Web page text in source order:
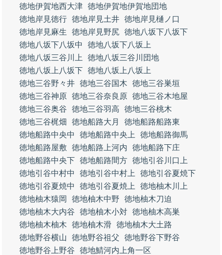
徳地伊賀地西大津 徳地伊賀地伊賀地団地
徳地岸見徳行 徳地岸見土井 徳地岸見樋ノ口
徳地岸見麻生
徳地岸見野尻 徳地八坂下八坂下
徳地八坂下八坂中
徳地八坂下八坂上
徳地八坂三谷川上
徳地八坂三谷川団地
徳地八坂上八坂下 徳地八坂上八坂上
徳地三谷野々井 徳地三谷国木
徳地三谷巣垣
徳地三谷神原 徳地三谷奈良原 徳地三谷木地屋
徳地三谷奥谷
徳地三谷羽高
徳地三谷桃木
徳地三谷梶畑
徳地船路大月
徳地船路船路東
徳地船路中央中
徳地船路中央上
徳地船路御馬
徳地船路屋敷
徳地船路上河内
徳地船路下庄
徳地船路中央下 徳地船路間方 徳地引谷川口上
徳地引谷中村中
徳地引谷中村上
徳地引谷夏焼下
徳地引谷夏焼中
徳地引谷夏焼上
徳地柚木川上
徳地柚木猿岡
徳地柚木中野
徳地柚木刀迫
徳地柚木大内谷
徳地柚木小対 徳地柚木高巣
徳地柚木柚木
徳地柚木滑 徳地柚木大土路
徳地野谷横山
徳地野谷祖父
徳地野谷下野谷
徳地野谷上野谷
徳地鯖河内上角一区